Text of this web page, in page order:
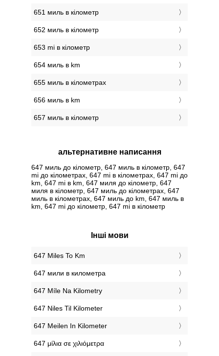
651 миль в кілометр
652 миль в кілометр
653 mi в кілометр
654 миль в km
655 миль в кілометрах
656 миль в km
657 миль в кілометр
альтернативне написання
647 миль до кілометр, 647 миль в кілометр, 647
mi до кілометрах, 647 mi в кілометрах, 647 mi до
km, 647 mi в km, 647 миля до кілометр, 647
миля в кілометр, 647 миль до кілометрах, 647
миль в кілометрах, 647 миль до km, 647 миль в
km, 647 mi до кілометр, 647 mi в кілометр
Інші мови
‎647 Miles To Km
‎647 мили в километра
‎647 Míle Na Kilometry
‎647 Niles Til Kilometer
‎647 Meilen In Kilometer
‎647 μίλια σε χιλιόμετρα